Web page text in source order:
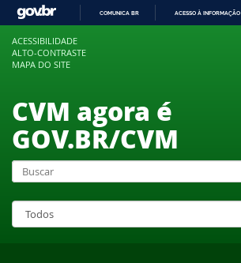
COMUNICA BR ACESSO À INFORMAÇÃO
ACESSIBILIDADE
ALTO-CONTRASTE
MAPA DO SITE
CVM agora é
GOV.BR/CVM